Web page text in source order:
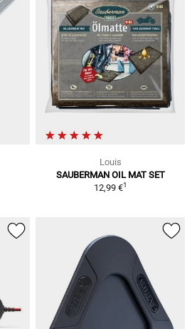
Louis
SAUBERMAN OIL MAT SET
12,99 €1